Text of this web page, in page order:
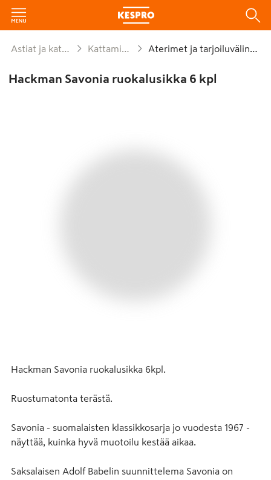
Astiat ja kattaus Kattaminen Aterimet ja tarjoiluvälineet
Hackman Savonia ruokalusikka 6 kpl
Hackman Savonia ruokalusikka 6kpl.
Ruostumatonta terästä.
Savonia - suomalaisten klassikkosarja jo vuodesta 1967 -
näyttää, kuinka hyvä muotoilu kestää aikaa.
Saksalaisen Adolf Babelin suunnittelema Savonia on